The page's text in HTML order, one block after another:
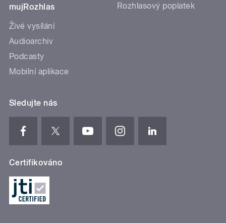
mujRozhlas
Živé vysílání
Audioarchiv
Podcasty
Mobilní aplikace
Rozhlasový poplatek
Sledujte nás
Certifikováno